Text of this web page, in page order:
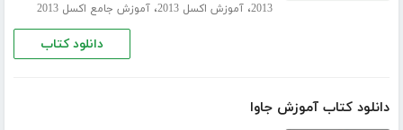
2013،آموزش اکسل 2013 ،آموزش جامع اکسل 2013
دانلود کتاب
دانلود کتاب آموزش جاوا